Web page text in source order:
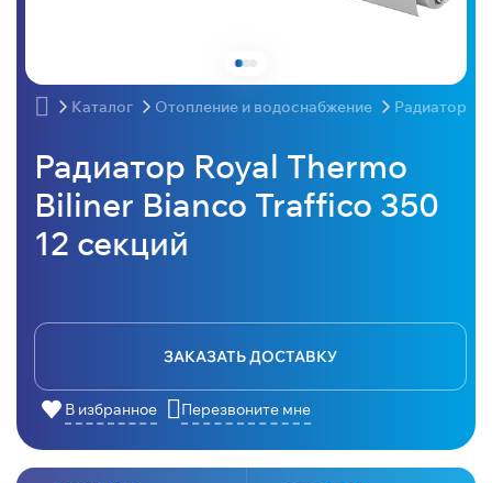
Каталог Отопление и водоснабжение Радиаторы
Радиатор Royal Thermo
Biliner Bianco Traffico 350
12 секций
ЗАКАЗАТЬ ДОСТАВКУ
В избранное Перезвоните мне